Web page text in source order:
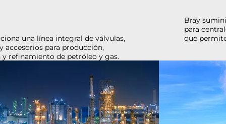
Bray suministra válvulas y actuadores confiables
para centrales de generación de energía eléctrica,
que permiten garantizar productividad.